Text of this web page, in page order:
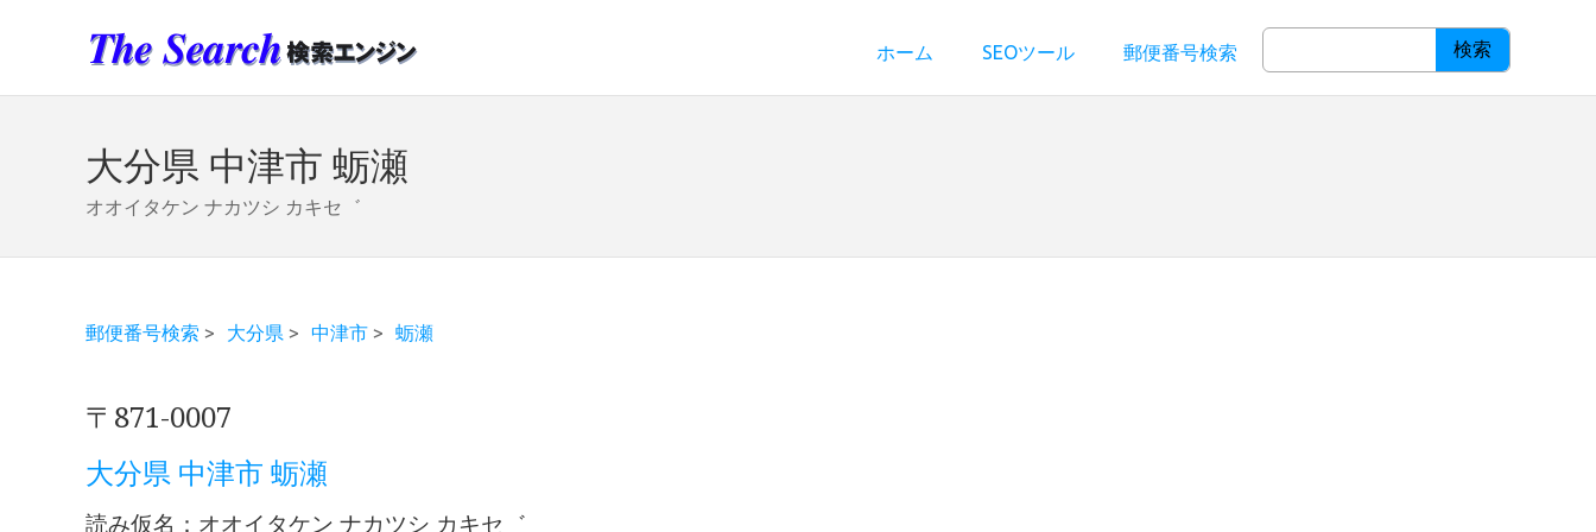
ホーム SEOツール 郵便番号検索 検索
大分県 中津市 蛎瀬
オオイタケン ナカツシ カキセ゛
郵便番号検索 > 大分県 > 中津市 > 蛎瀬
〒871-0007
大分県 中津市 蛎瀬
読み仮名：オオイタケン ナカツシ カキセ゛